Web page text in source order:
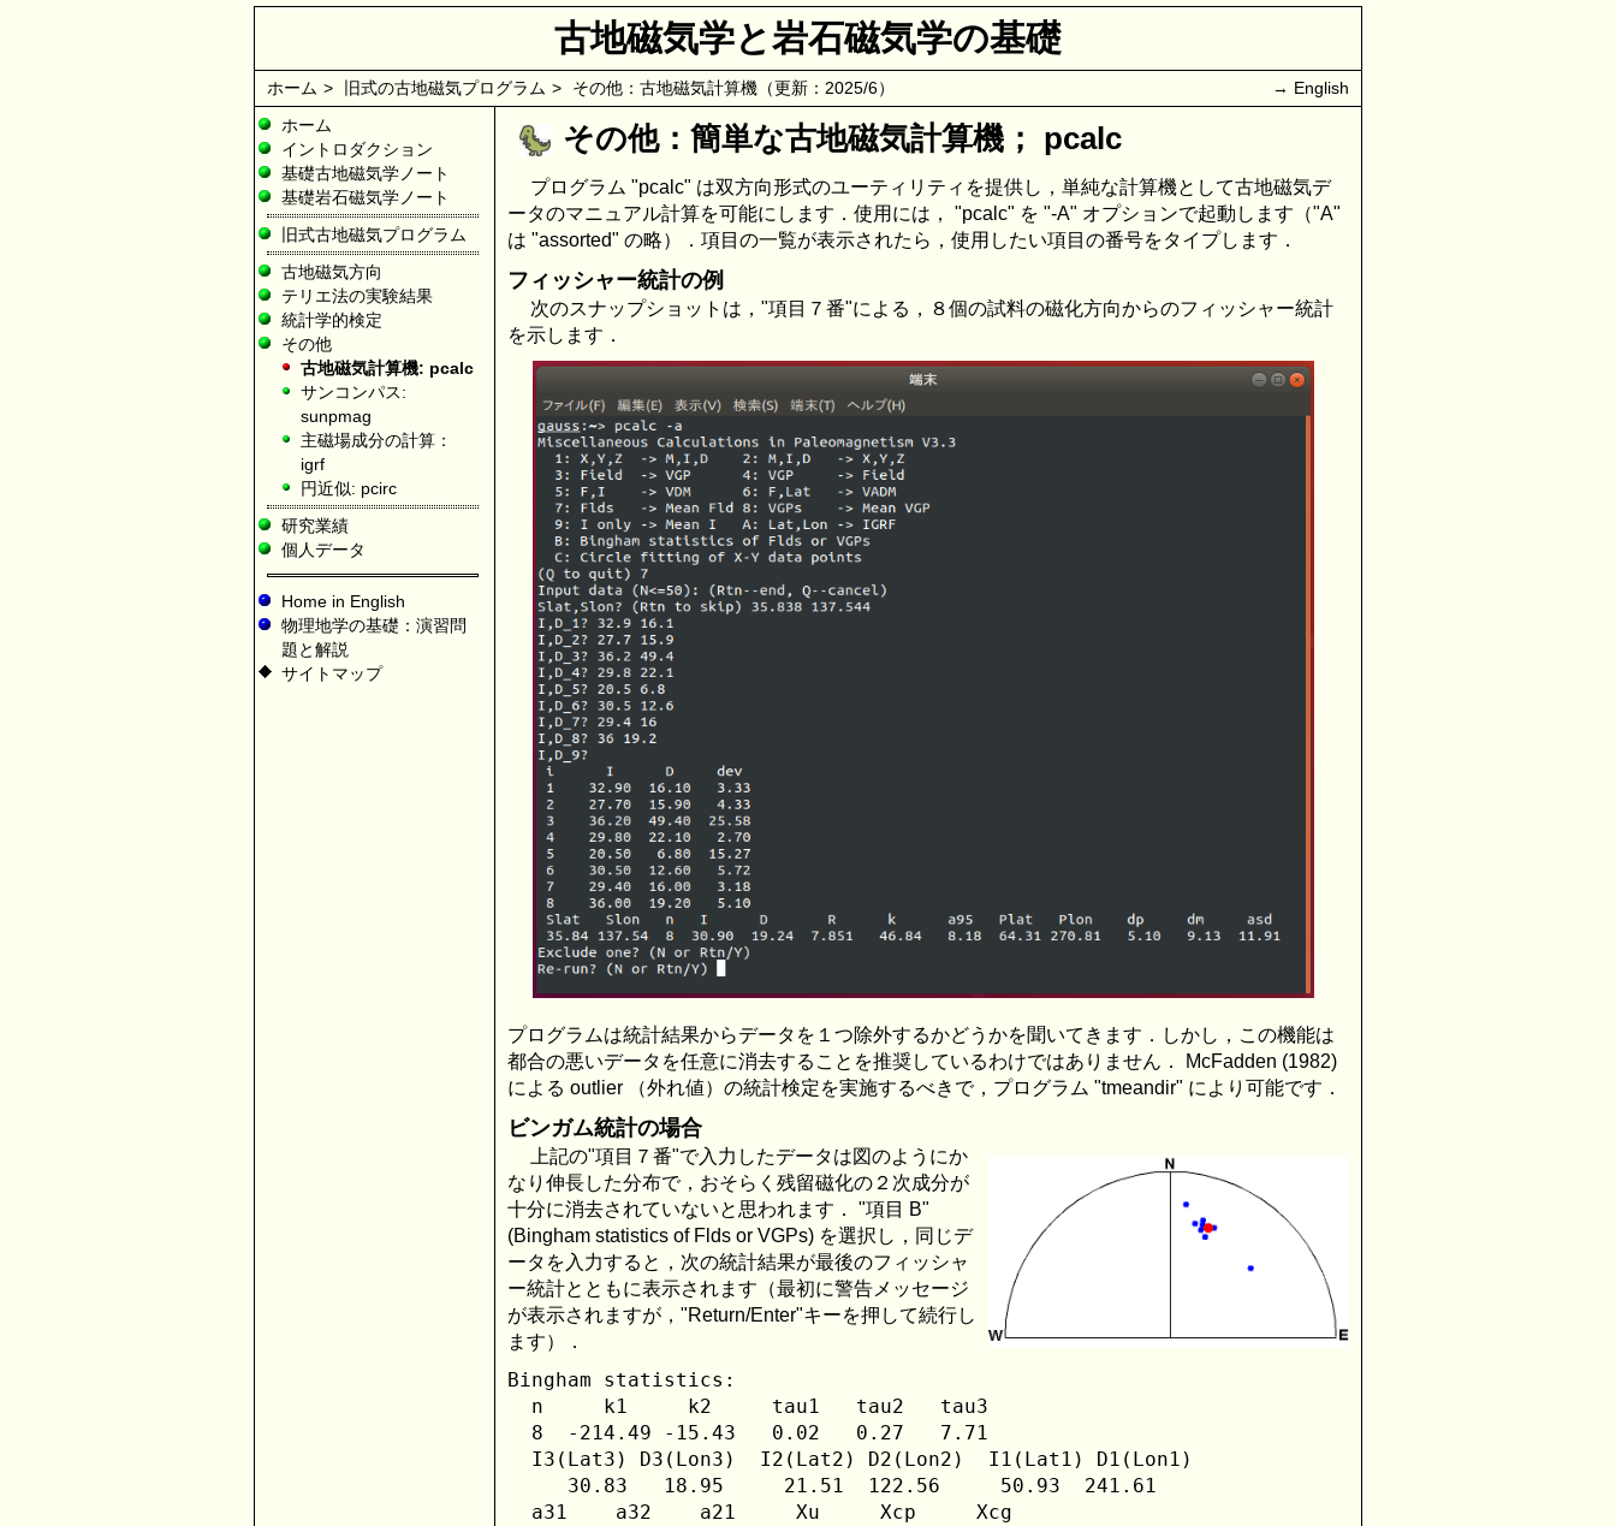
古地磁気学と岩石磁気学の基礎
ホーム > 旧式の古地磁気プログラム > その他：古地磁気計算機（更新：2025/6） → English
その他：簡単な古地磁気計算機； pcalc
プログラム "pcalc" は双方向形式のユーティリティを提供し，単純な計算機として古地磁気デ
ータのマニュアル計算を可能にします．使用には， "pcalc" を "-A" オプションで起動します（"A"
は "assorted" の略）．項目の一覧が表示されたら，使用したい項目の番号をタイプします．
フィッシャー統計の例
次のスナップショットは，"項目７番"による，８個の試料の磁化方向からのフィッシャー統計
を示します．
プログラムは統計結果からデータを１つ除外するかどうかを聞いてきます．しかし，この機能は
都合の悪いデータを任意に消去することを推奨しているわけではありません． McFadden (1982)
による outlier （外れ値）の統計検定を実施するべきで，プログラム "tmeandir" により可能です．
ビンガム統計の場合
上記の"項目７番"で入力したデータは図のようにか
なり伸長した分布で，おそらく残留磁化の２次成分が
十分に消去されていないと思われます． "項目 B"
(Bingham statistics of Flds or VGPs) を選択し，同じデ
ータを入力すると，次の統計結果が最後のフィッシャ
ー統計とともに表示されます（最初に警告メッセージ
が表示されますが，"Return/Enter"キーを押して続行し
ます）．
Bingham statistics:
  n     k1     k2     tau1   tau2   tau3
  8  -214.49 -15.43   0.02   0.27   7.71
  I3(Lat3) D3(Lon3)  I2(Lat2) D2(Lon2)  I1(Lat1) D1(Lon1)
     30.83   18.95     21.51  122.56     50.93  241.61
  a31    a32    a21     Xu     Xcp     Xcg
ホーム
イントロダクション
基礎古地磁気学ノート
基礎岩石磁気学ノート
旧式古地磁気プログラム
古地磁気方向
テリエ法の実験結果
統計学的検定
その他
古地磁気計算機: pcalc
サンコンパス:
sunpmag
主磁場成分の計算：
igrf
円近似: pcirc
研究業績
個人データ
Home in English
物理地学の基礎：演習問
題と解説
サイトマップ